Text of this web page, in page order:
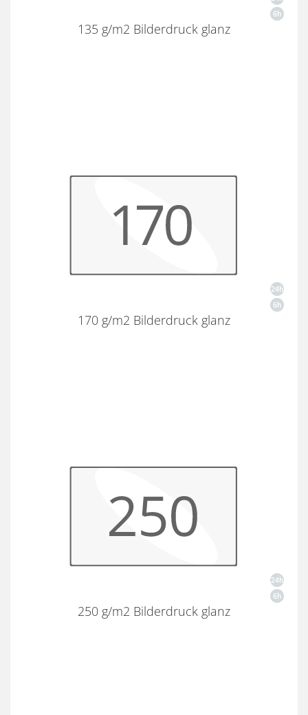
135 g/m2 Bilderdruck glanz
170 g/m2 Bilderdruck glanz
250 g/m2 Bilderdruck glanz